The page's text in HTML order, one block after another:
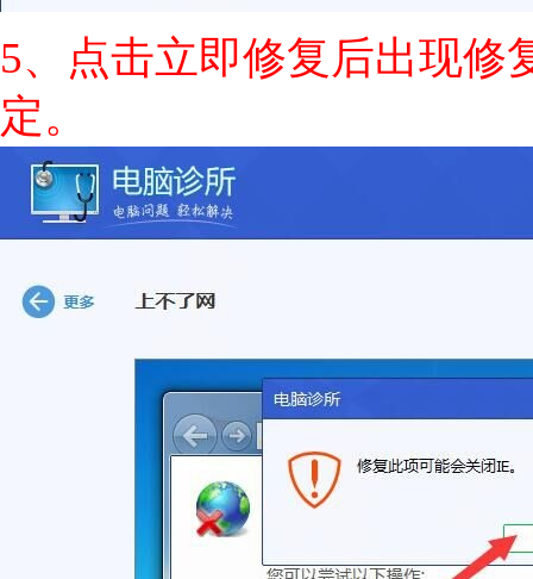
5、点击立即修复后出现修
定。